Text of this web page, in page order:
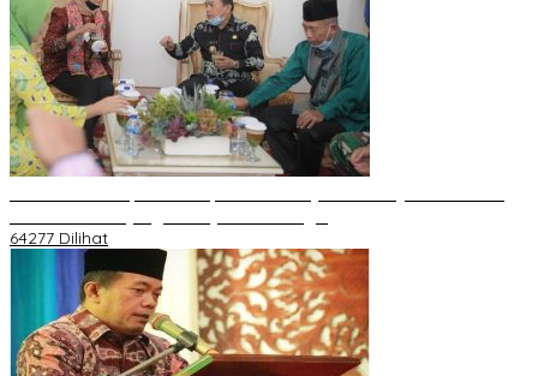
64277 Dilihat